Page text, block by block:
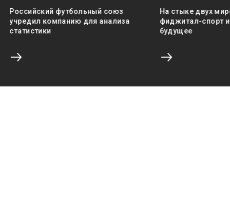
Российский футбольный союз
учредил компанию для анализа
статистики
На стыке двух
фиджитал-спорт
будущее